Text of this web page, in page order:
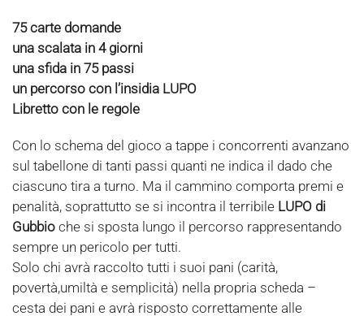
75 carte domande
una scalata in 4 giorni
una sfida in 75 passi
un percorso con l’insidia LUPO
Libretto con le regole
Con lo schema del gioco a tappe i concorrenti avanzano
sul tabellone di tanti passi quanti ne indica il dado che
ciascuno tira a turno. Ma il cammino comporta premi e
penalità, soprattutto se si incontra il terribile LUPO di
Gubbio che si sposta lungo il percorso rappresentando
sempre un pericolo per tutti.
Solo chi avrà raccolto tutti i suoi pani (carità,
povertà,umiltà e semplicità) nella propria scheda –
cesta dei pani e avrà risposto correttamente alle